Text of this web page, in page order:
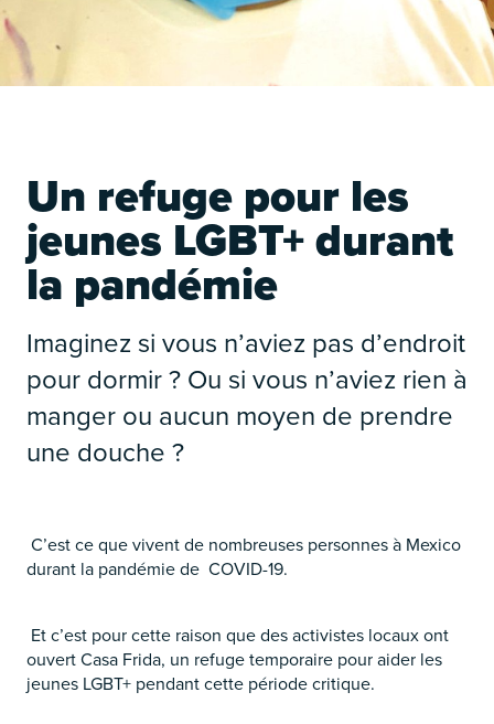
Un refuge pour les
jeunes LGBT+ durant
la pandémie
Imaginez si vous n’aviez pas d’endroit
pour dormir ? Ou si vous n’aviez rien à
manger ou aucun moyen de prendre
une douche ?
C’est ce que vivent de nombreuses personnes à Mexico
durant la pandémie de COVID-19.
Et c’est pour cette raison que des activistes locaux ont
ouvert Casa Frida, un refuge temporaire pour aider les
jeunes LGBT+ pendant cette période critique.